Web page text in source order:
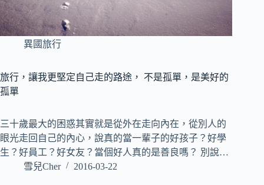
異國旅行
旅行，讓我更堅定自己走的路途， 不是孤單，是美好的
孤單
三十歲最大的困惑其實就是從外在走向內在，從別人的
眼光走回自己的內心，說真的當一輩子的好孩子？好學
生？好員工？好女友？當個好人真的是善良嗎？ 別說…
雪兒Cher
2016-03-22